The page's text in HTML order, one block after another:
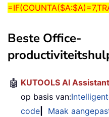
Beste Office-
🤖 KUTOOLS AI Assistant
op basis van:
code
Maak